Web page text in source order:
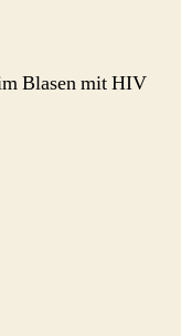
Blasen mit HIV